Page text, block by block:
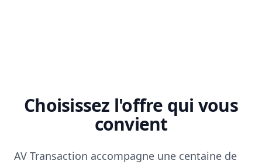
Choisissez l'offre qui vous
convient
AV Transaction accompagne une centaine de